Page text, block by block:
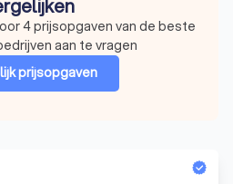
4 prijsopgaven van de beste
aan te vragen
prijsopgaven